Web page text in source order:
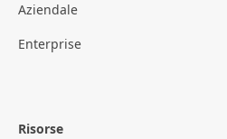
Aziendale
Enterprise
Risorse